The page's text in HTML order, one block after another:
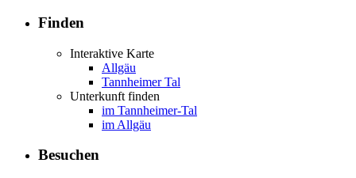
Finden
Interaktive Karte
Allgäu
Tannheimer Tal
Unterkunft finden
im Tannheimer-Tal
im Allgäu
Besuchen